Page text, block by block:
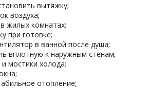
вытяжку;
воздуха;
жилых комнатах;
при готовке;
в ванной после душа;
вплотную к наружным стенам;
мостики холода;
отопление;